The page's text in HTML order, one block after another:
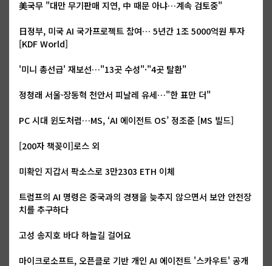
美국무 "대만 무기판매 지연, 中 때문 아냐…계속 검토중"
日정부, 미국 AI 국가프로젝트 참여… 5년간 1조 5000억원 투자
[KDF World]
'미니 총선급' 재보선…"13곳 수성"·"4곳 탈환"
정청래 서울·장동혁 천안서 피날레 유세…"한 표만 더"
PC 시대 윈도처럼…MS, ‘AI 에이전트 OS’ 정조준 [MS 빌드]
[200자 책꽂이]로스 외
미확인 지갑서 팍소스로 3만2303 ETH 이체
트럼프의 AI 명령은 중국과의 경쟁을 늦추지 않으면서 보안 안전장
치를 추구하다
고성 송지호 바다 하늘길 걸어요
마이크로소프트, 오픈클로 기반 개인 AI 에이전트 '스카우트' 공개